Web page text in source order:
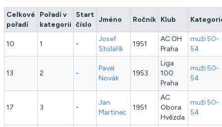
Celkové
pořadí
Pořadí v
kategorii
Start
číslo
Jméno Ročník Klub
10 1 -
Josef
Stolařík
1951
AC OH
Praha
muži 50-
54
13 2 -
Pavel
Novák
1953
Liga
100
Praha
muži 50-
54
17 3 -
Jan
Martinec
1951
AC
Obora
Hvězda
muži 50-
54